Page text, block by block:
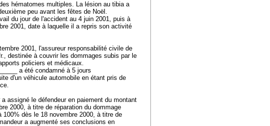
hématomes multiples. La lésion au tibia a
peu avant les fêtes de Noël.
du jour de l'accident au 4 juin 2001, puis à
2001, date à laquelle il a repris son activité
2001, l'assureur responsabilité civile de
destinée à couvrir les dommages subis par le
policiers et médicaux.
a été condamné à 5 jours
d'un véhicule automobile en étant pris de
assigné le défendeur en paiement du montant
2000, à titre de réparation du dommage
dès le 18 novembre 2000, à titre de
a augmenté ses conclusions en